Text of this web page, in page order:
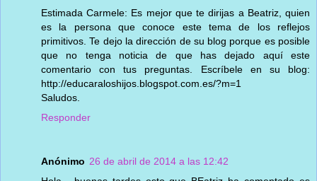
Estimada Carmele: Es mejor que te dirijas a Beatriz, quien
es la persona que conoce este tema de los reflejos
primitivos. Te dejo la dirección de su blog porque es posible
que no tenga noticia de que has dejado aquí este
comentario con tus preguntas. Escríbele en su blog:
http://educaraloshijos.blogspot.com.es/?m=1
Saludos.
Responder
Anónimo 26 de abril de 2014 a las 12:42